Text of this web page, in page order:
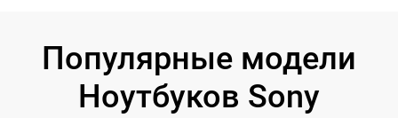
Популярные модели
Ноутбуков Sony